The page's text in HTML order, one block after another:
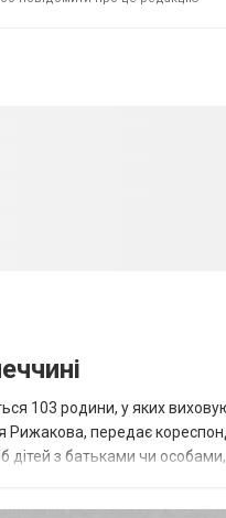
103 родини, у яких
Рижакова, передає
дітей з батьками чи